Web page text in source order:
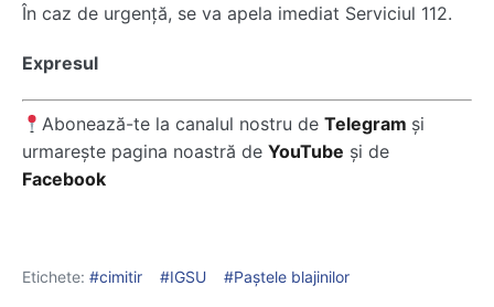
În caz de urgență, se va apela imediat Serviciul 112.
Expresul
Abonează-te la canalul nostru deTelegram și
urmarește pagina noastră de YouTube și de
Facebook
Etichete: cimitir IGSU Paștele blajinilor